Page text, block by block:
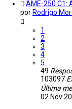
AME-250 C1:
por Rodrigo
1
2
3
4
5
49
103097
Última
02 Nov